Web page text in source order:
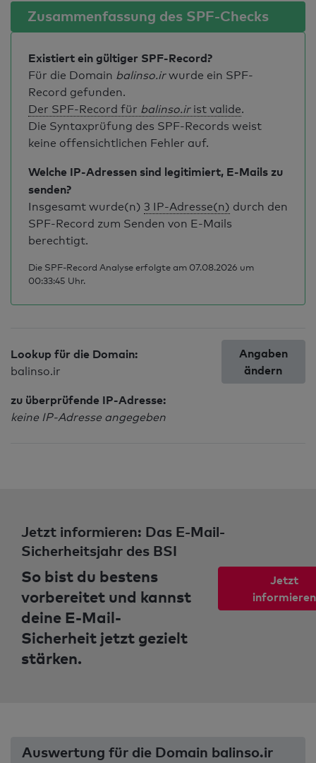
Zusammenfassung des SPF-Checks
Existiert ein gültiger SPF-Record?
Für die Domain balinso.irwurde ein SPF-
Record gefunden.
Der SPF-Record für balinso.irist valide.
Die Syntaxprüfung des SPF-Records weist
keine offensichtlichen Fehler auf.
Welche IP-Adressen sind legitimiert, E-Mails zu
senden?
Insgesamt wurde(n) 3 IP-Adresse(n) durch den
SPF-Record zum Senden von E-Mails
berechtigt.
Die SPF-Record Analyse erfolgte am 07.08.2026 um
00:33:45 Uhr.
Lookup für die Domain:
balinso.ir
zu überprüfende IP-Adresse:
keine IP-Adresse angegeben
Angaben
ändern
Jetzt informieren: Das E-Mail-
Sicherheitsjahr des BSI
So bist du bestens
vorbereitet und kannst
deine E-Mail-
Sicherheit jetzt gezielt
stärken.
Jetzt
informieren
Auswertung für die Domain balinso.ir